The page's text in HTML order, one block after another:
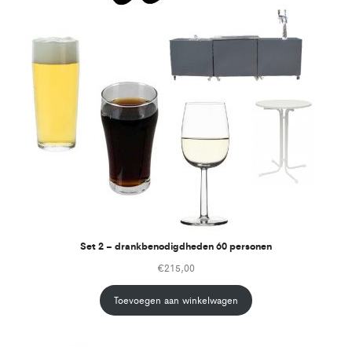
Set 2 – drankbenodigdheden 60 personen
€215,00
Toevoegen aan winkelwagen